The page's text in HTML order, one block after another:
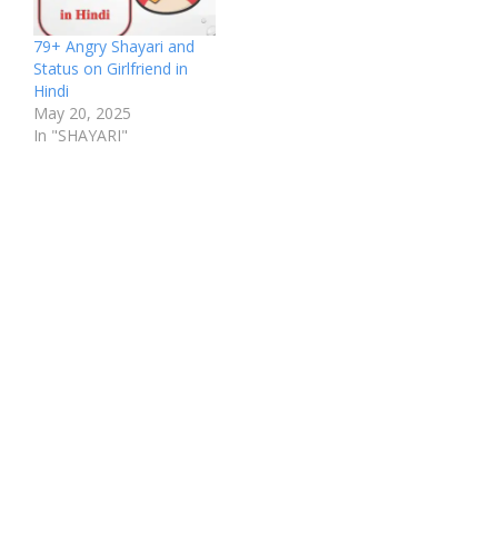
79+ Angry Shayari and
Status on Girlfriend in
Hindi
May 20, 2025
In "SHAYARI"